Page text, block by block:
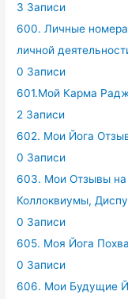
3 Записи
600. Личные номера
личной
0 Записи
601.Мой Карма
2 Записи
602. Мои Йога
0 Записи
603. Мои Отзывы на
Коллоквиумы,
0 Записи
605. Моя Йога
0 Записи
606. Мои Будущие